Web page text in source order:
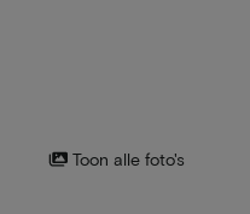
Toon alle foto's